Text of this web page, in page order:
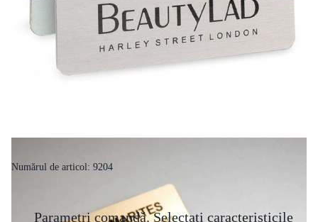
Numărul de articol: 9204
Parametri comandă. Selectați caracteristicile